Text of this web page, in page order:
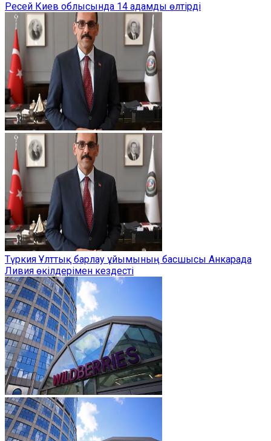
Ресей Киев облысында 14 адамды өлтірді
Түркия Ұлттық барлау ұйымының басшысы Анкарада
Ливия өкілдерімен кездесті